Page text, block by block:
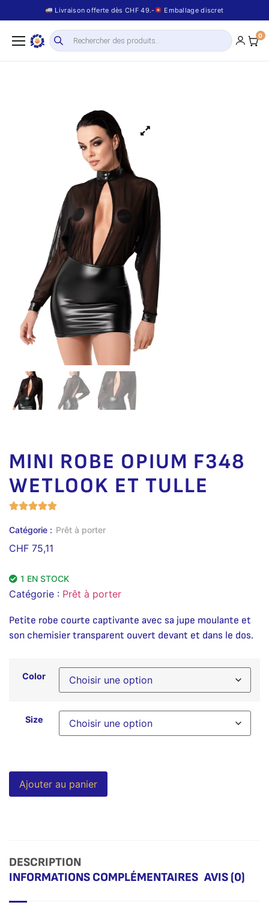
Livraison offerte dès CHF 49.- Emballage discret
0
MINI ROBE OPIUM F348
WETLOOK ET TULLE
Catégorie : Prêt à porter
CHF 75,11
1 EN STOCK
Catégorie : Prêt à porter
Petite robe courte captivante avec sa jupe moulante et
son chemisier transparent ouvert devant et dans le dos.
Color
Size
Ajouter au panier
DESCRIPTION
INFORMATIONS COMPLÉMENTAIRES AVIS (0)